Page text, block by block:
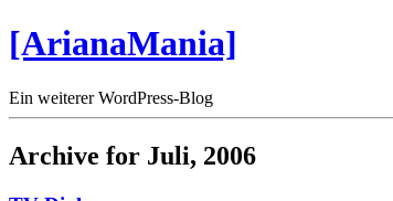
[ArianaMania]
Ein weiterer WordPress-Blog
Archive for Juli, 2006